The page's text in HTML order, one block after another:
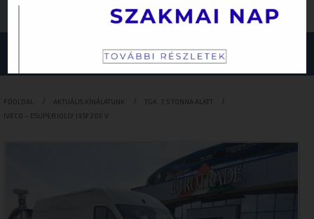
Keresés
JÁRMŰKATEGÓRIÁINK
FŐOLDAL AKTUÁLIS KÍNÁLATUNK
TGK. 7.5 TONNA ALATT
IVECO – ESUPERJOLLY J35F20E V